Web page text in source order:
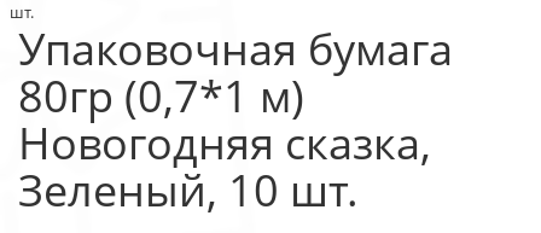
шт.
Упаковочная бумага
80гр (0,7*1 м)
Новогодняя сказка,
Зеленый, 10 шт.